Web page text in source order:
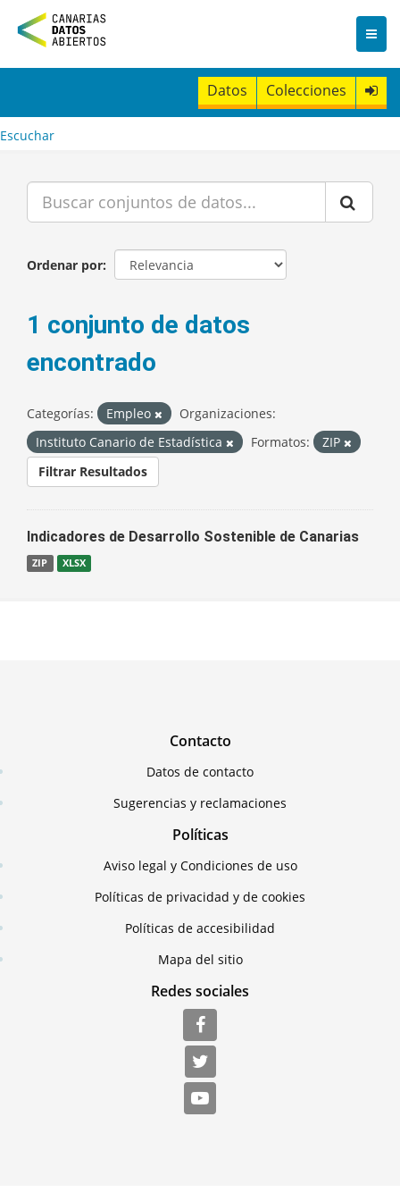
n
t
Datos Colecciones
Escuchar
Ordenar por
1 conjunto de datos
encontrado
Categorías: Empleo
Organizaciones:
Instituto Canario de Estadística
Formatos:
ZIP
Filtrar Resultados
Indicadores de Desarrollo Sostenible de Canarias
ZIP XLSX
Contacto
Datos de contacto
Sugerencias y reclamaciones
Políticas
Aviso legal y Condiciones de uso
Políticas de privacidad y de cookies
Políticas de accesibilidad
Mapa del sitio
Redes sociales